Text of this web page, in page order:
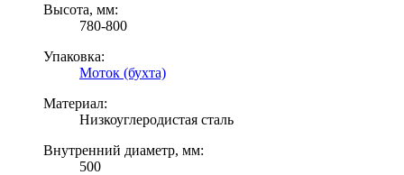
Высота, мм:
780-800
Упаковка:
Моток (бухта)
Материал:
Низкоуглеродистая сталь
Внутренний диаметр, мм:
500